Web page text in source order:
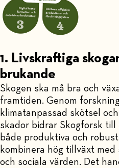
1. Livskraftiga
brukande
Skogen ska må bra och
framtiden. Genom
klimatanpassad skötsel
skador bidrar Skogforsk
både produktiva och
kombinera hög tillväxt
och sociala värden. Det